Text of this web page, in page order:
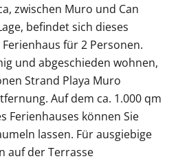
zwischen Muro und Can
befindet sich dieses
für 2 Personen.
und abgeschieden wohnen,
Strand Playa Muro
Auf dem ca. 1.000 qm
Ferienhauses können Sie
lassen. Für ausgiebige
auf der Terrasse